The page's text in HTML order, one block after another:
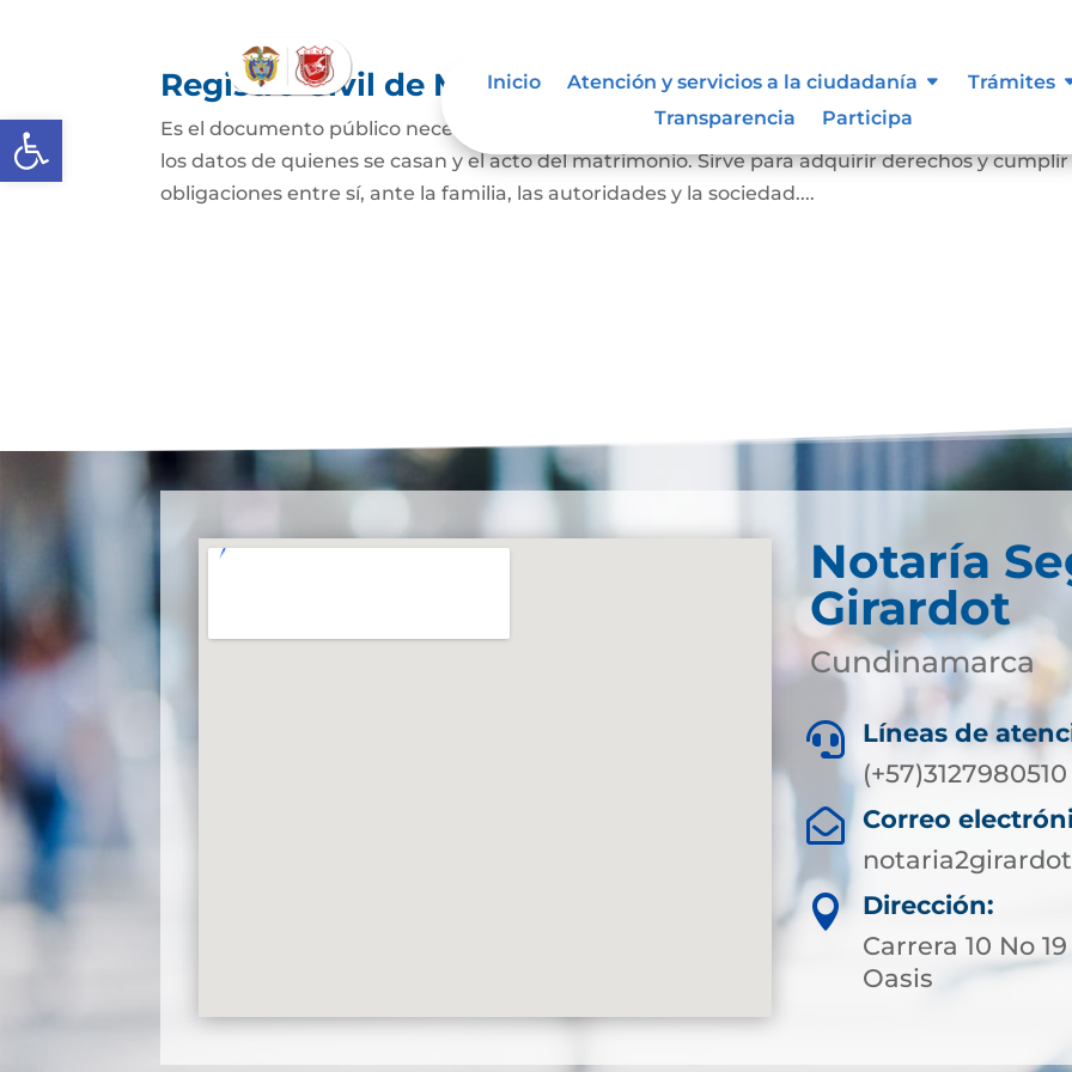
Abrir barra de herramientas
Inicio Atención y servicios a la ciudadanía
Trámites
Transparencia
Participa
Registro Civil de Matrimonio
Es el documento público necesario para probar que una persona está casada. En él se
los datos de quienes se casan y el acto del matrimonio. Sirve para adquirir derechos y cumplir
obligaciones entre sí, ante la familia, las autoridades y la sociedad....
Notaría
Girardot
Cundinamarca

Líneas de
(+57)3127980510

Correo

Dirección:
Carrera 10 No
Oasis